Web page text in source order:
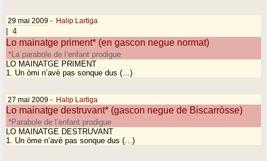
29 mai 2009 - Halip Lartiga
4
Lo mainatge priment* (en gascon negue normat)
*La parabole de l’enfant prodigue
LO MAINATGE PRIMENT
1. Un òmi n’avè pas sonque dus (…)
27 mai 2009 - Halip Lartiga
Lo mainatge destruvant* (gascon negue de Biscarròsse)
*Parabole de l’enfant prodigue
LO MAINATGE DESTRUVANT
1. Un òme n’avè pas sonque dus (…)